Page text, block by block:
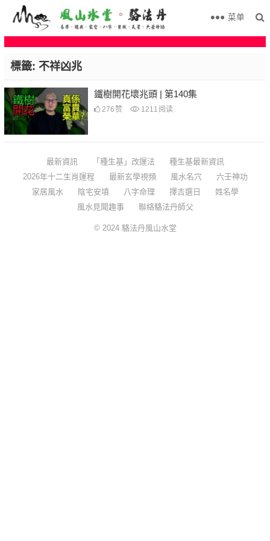
菜单
標籤: 不祥凶兆
鐵樹開花壞兆頭 | 第140集
276 赞 1211 阅读
最新資訊 「種生基」改運法
種生基最新資訊
2026年十二生肖運程
最新玄學視頻 風水名穴
六壬神功
家居風水
陰宅安墳 八字命理 擇吉選日
姓名學
風水見聞趣事
聯絡駱法丹師父
© 2024 駱法丹風山水堂